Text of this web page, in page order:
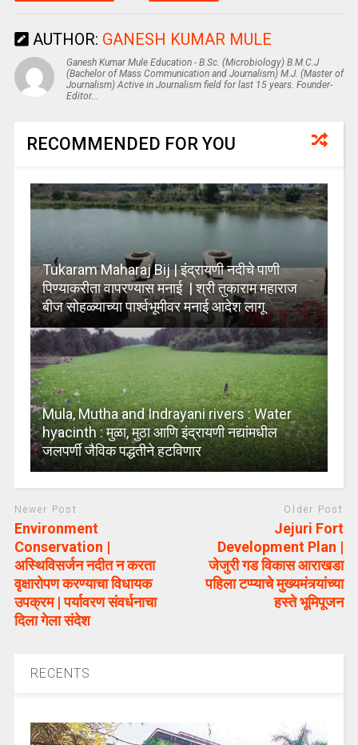
AUTHOR: GANESH KUMAR MULE
Ganesh Kumar Mule Education - B.Sc. (Microbiology) B.M.C.J
(Bachelor of Mass Communication and Journalism) M.J. (Master of
Journalism) Active in Journalism field for last 15 years. Founder-
Editor...
RECOMMENDED FOR YOU
Tukaram Maharaj Bij | इंद्रायणी नदीचे पाणी
पिण्याकरीता वापरण्यास मनाई | श्री तुकाराम महाराज
बीज सोहळ्याच्या पार्श्वभूमीवर मनाई आदेश लागू
Mula, Mutha and Indrayani rivers : Water
hyacinth : मुळा, मुठा आणि इंद्रायणी नद्यांमधील
जलपर्णी जैविक पद्धतीने हटविणार
Newer Post
Environment
Conservation |
अस्थिविसर्जन नदीत न करता
वृक्षारोपण करण्याचा विधायक
उपक्रम | पर्यावरण संवर्धनाचा
दिला गेला संदेश
Older Post
Jejuri Fort
Development Plan |
जेजुरी गड विकास आराखडा
पहिला टप्प्याचे मुख्यमंत्र्यांच्या
हस्ते भूमिपूजन
RECENTS